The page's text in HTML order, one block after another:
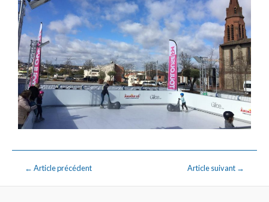
← Article précédent Article suivant →